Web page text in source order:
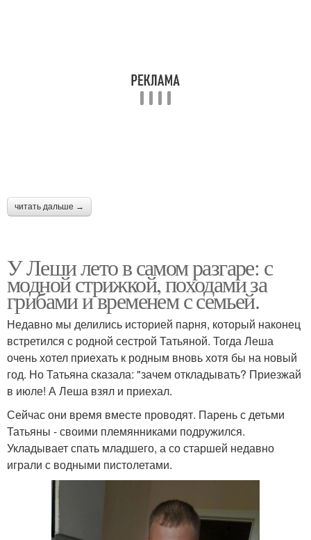
читать дальше →
У Леши лето в самом разгаре: с
модной стрижкой, походами за
грибами и временем с семьей.
Недавно мы делились историей парня, который наконец
встретился с родной сестрой Татьяной. Тогда Леша
очень хотел приехать к родным вновь хотя бы на новый
год. Но Татьяна сказала: "зачем откладывать? Приезжай
в июле! А Леша взял и приехал.
Сейчас они время вместе проводят. Парень с детьми
Татьяны - своими племянниками подружился.
Укладывает спать младшего, а со старшей недавно
играли с водными пистолетами.